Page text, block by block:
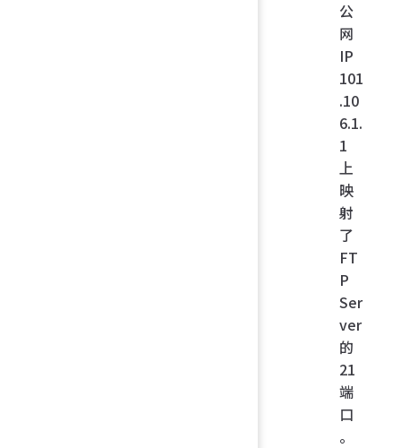
公
网
IP
101
.10
6.1.
1
上
映
射
了
FT
P
Ser
ver
的
21
端
口
。